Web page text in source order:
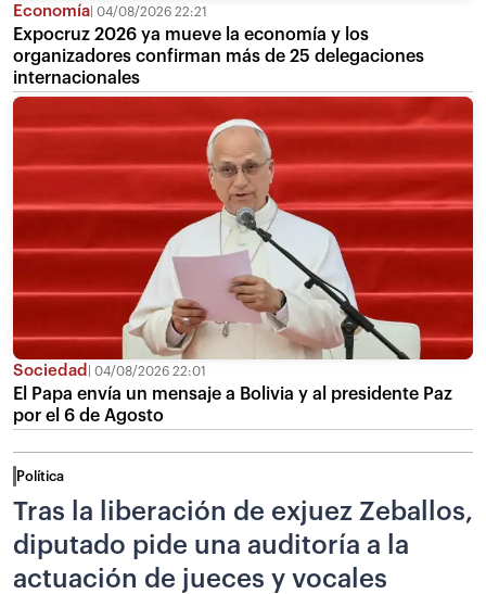
Economía 04/08/2026 22:21
Expocruz 2026 ya mueve la economía y los
organizadores confirman más de 25 delegaciones
internacionales
Sociedad 04/08/2026 22:01
El Papa envía un mensaje a Bolivia y al presidente Paz
por el 6 de Agosto
Política
Tras la liberación de exjuez Zeballos,
diputado pide una auditoría a la
actuación de jueces y vocales